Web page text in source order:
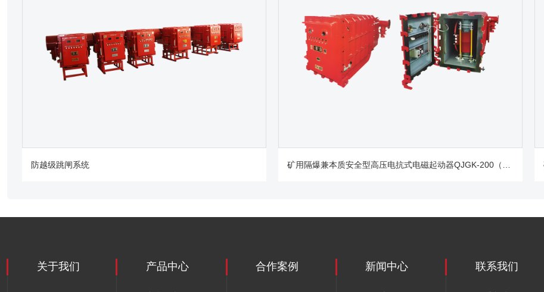
防越级跳闸系统
关于我们 产品中心 合作案例 新闻中心 联系我们